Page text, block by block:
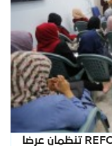
بيت الصحافة بالشراكة مع مؤسسة REFORM تنظمان عرضا